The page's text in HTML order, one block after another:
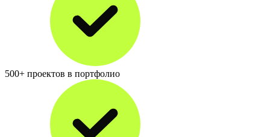
500+ проектов в портфолио